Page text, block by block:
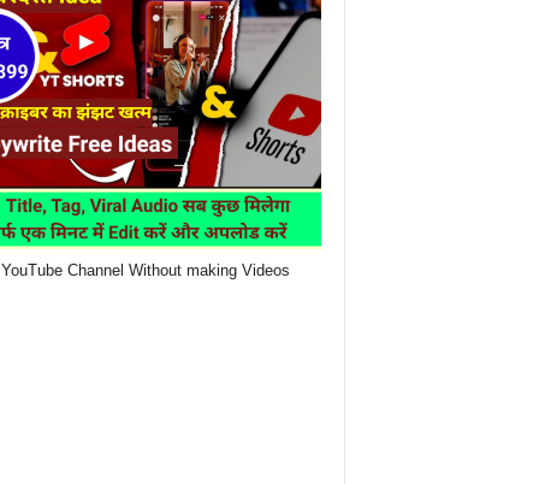
Channel Without making Videos